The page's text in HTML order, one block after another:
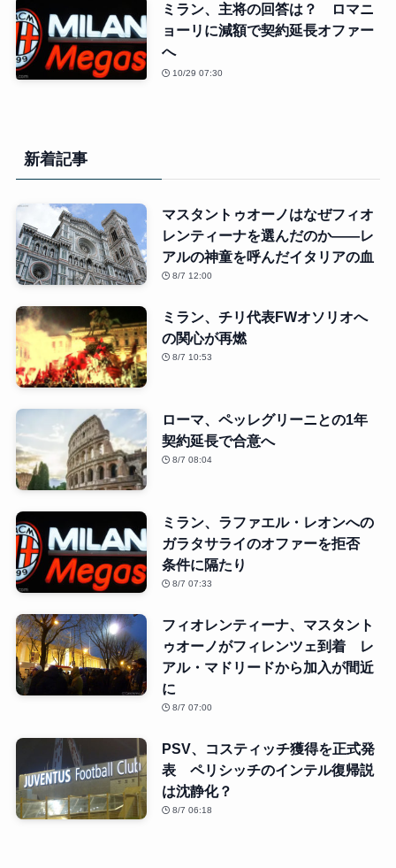
ミラン、主将の回答は？ ロマニ
ョーリに減額で契約延長オファー
へ
10/29 07:30
新着記事
マスタントゥオーノはなぜフィオ
レンティーナを選んだのか――レ
アルの神童を呼んだイタリアの血
8/7 12:00
ミラン、チリ代表FWオソリオへ
の関心が再燃
8/7 10:53
ローマ、ペッレグリーニとの1年
契約延長で合意へ
8/7 08:04
ミラン、ラファエル・レオンへの
ガラタサライのオファーを拒否
条件に隔たり
8/7 07:33
フィオレンティーナ、マスタント
ゥオーノがフィレンツェ到着 レ
アル・マドリードから加入が間近
に
8/7 07:00
PSV、コスティッチ獲得を正式発
表 ペリシッチのインテル復帰説
は沈静化？
8/7 06:18